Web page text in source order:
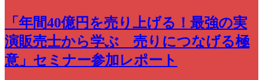
「年間40億円を売り上げる！最強の実
演販売士から学ぶ 売りにつなげる極
意」セミナー参加レポート